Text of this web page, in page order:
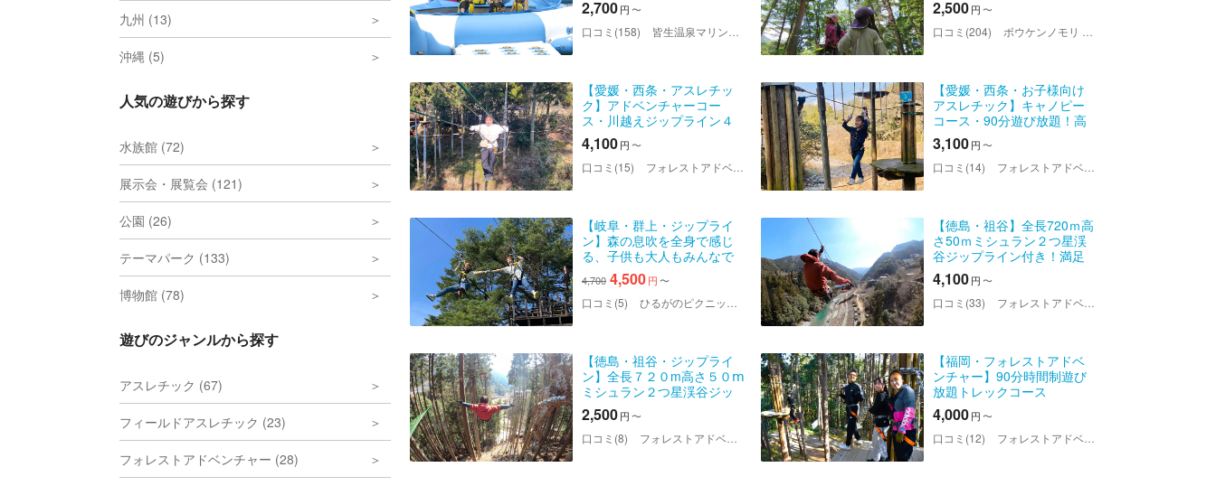
九州 (13)
沖縄 (5)
人気の遊びから探す
水族館 (72)
展示会・展覧会 (121)
公園 (26)
テーマパーク (133)
博物館 (78)
遊びのジャンルから探す
アスレチック (67)
フィールドアスレチック (23)
フォレストアドベンチャー (28)
2,700円 〜
口コミ(158) 皆生温泉マリンアスレチック-海皆-実行委員会
2,500円 〜
口コミ(204) ボウケンノモリ HIRUZEN
【愛媛・西条・アスレチッ
ク】アドベンチャーコー
ス・川越えジップライン４
本！高低差18m！３１個の
大自然の本格アスレチック
２時間コース！スリル満
4,100円 〜
口コミ(15) フォレストアドベンチャー・西条
【愛媛・西条・お子様向け
アスレチック】キャノピー
コース・90分遊び放題！高
さ６～８m！3コース！24個
の大自然の本格アスレチッ
ク！100mジップライン付
3,100円 〜
口コミ(14) フォレストアドベンチャー・西条
【岐阜・群上・ジップライ
ン】森の息吹を全身で感じ
る、子供も大人もみんなで
ジップライナーになる
4,700 4,500円 〜
口コミ(5) ひるがのピクニックガーデン
【徳島・祖谷】全長720ｍ高
さ50ｍミシュラン２つ星渓
谷ジップライン付き！満足
度２００％高さ１２m３１個
本格アスレチック2時間コー
ス！ファミリー・カップ
4,100円 〜
口コミ(33) フォレストアドベンチャー・祖谷
【徳島・祖谷・ジップライ
ン】全長７２０m高さ５０ⅿ
ミシュラン２つ星渓谷ジッ
プライン！30分コース！フ
ァミリー、カップル、グル
ープ、ライダーOK！当日予
2,500円 〜
口コミ(8) フォレストアドベンチャー・祖谷
【福岡・フォレストアドベ
ンチャー】90分時間制遊び
放題トレックコース
4,000円 〜
口コミ(12) フォレストアドベンチャー・久山